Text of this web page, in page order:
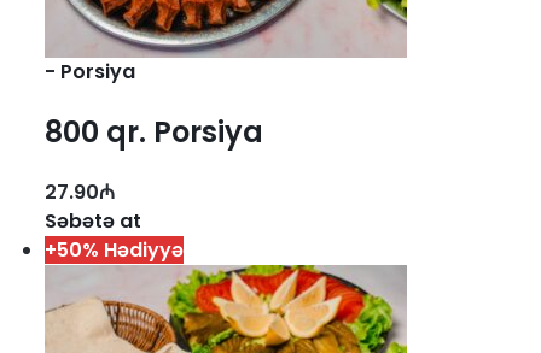
- Porsiya
800 qr. Porsiya
27.90₼
Səbətə at
+50% Hədiyyə